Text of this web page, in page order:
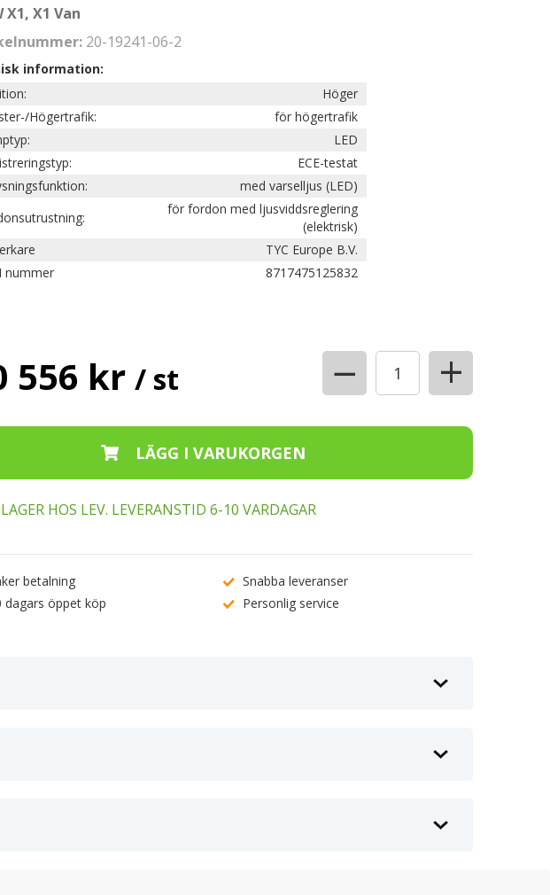
X1, X1 Van
20-19241-06-2
information:
Höger
Högertrafik:
för högertrafik
LED
ECE-testat
med varselljus (LED)
för fordon med ljusviddsreglering
(elektrisk)
TYC Europe B.V.
nummer
8717475125832
556 kr / st − +
HOS LEV. LEVERANSTID 6-10 VARDAGAR
betalning
Snabba leveranser
dagars öppet köp
Personlig service